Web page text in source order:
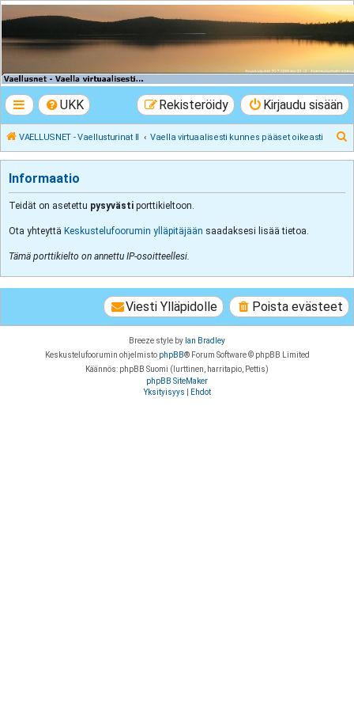
VAELLUSNET -
Vaellusturinat II
UKK Kirjaudu sisään
Rekisteröidy
VAELLUSNET - Vaellusturinat II Vaella virtuaalisesti kunnes pääset oikeasti
Informaatio
Teidät on asetettu pysyvästi porttikieltoon.
Ota yhteyttä Keskustelufoorumin ylläpitäjään saadaksesi lisää tietoa.
Tämä porttikielto on annettu IP-osoitteellesi.
Poista evästeet
Viesti Ylläpidolle
Breeze style by Ian Bradley
Keskustelufoorumin ohjelmisto phpBB® Forum Software © phpBB Limited
Käännös: phpBB Suomi (lurttinen, harritapio, Pettis)
phpBB SiteMaker
Yksityisyys
Ehdot